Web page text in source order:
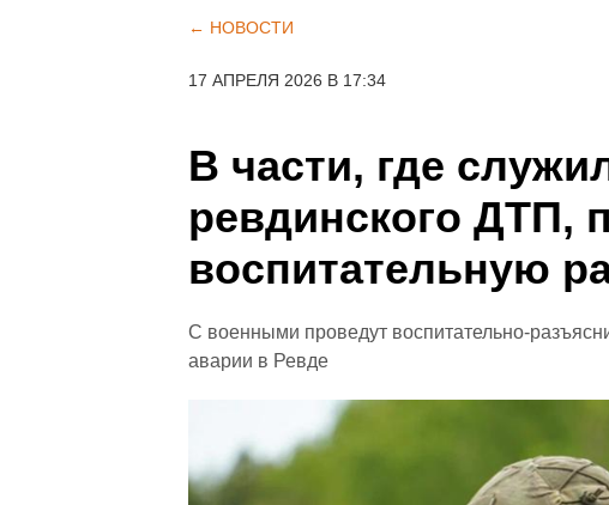
← НОВОСТИ
17 АПРЕЛЯ 2026 В 17:34
В части, где
ревдинского ДТП,
воспитательную
С военными проведут воспитательно-
аварии в Ревде